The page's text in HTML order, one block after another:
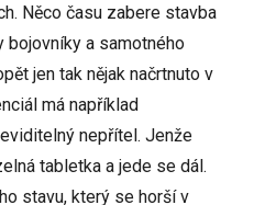
Něco času zabere stavba
bojovníky a samotného
jen tak nějak načrtnuto v
má například
nepřítel. Jenže
tabletka a jede se dál.
stavu, který se horší v